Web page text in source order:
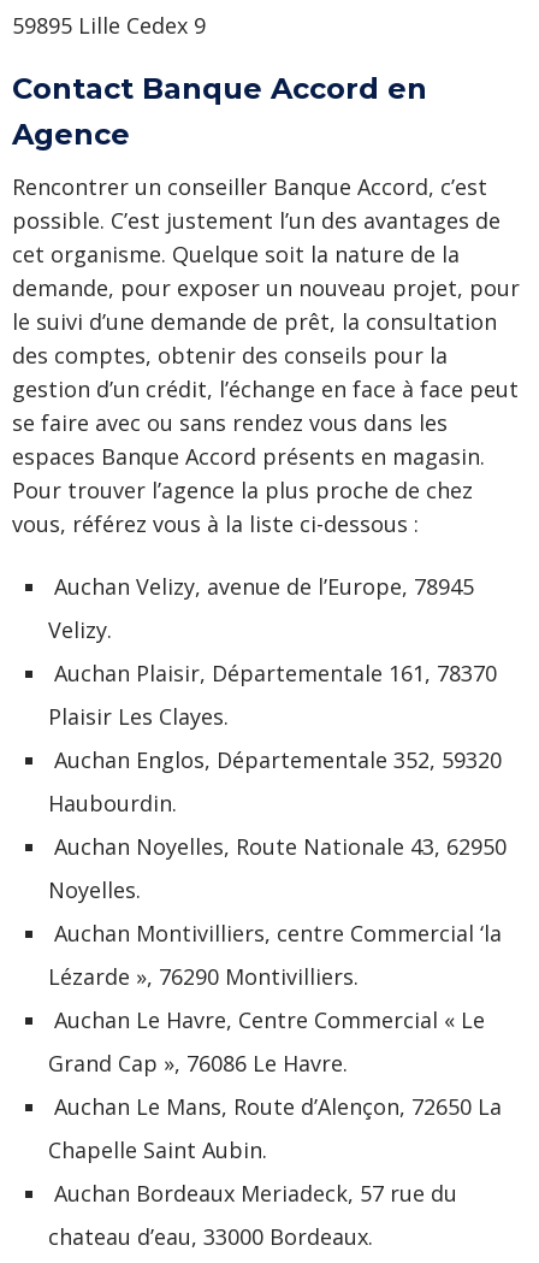
59895 Lille Cedex 9
Contact Banque Accord en
Agence
Rencontrer un conseiller Banque Accord, c’est
possible. C’est justement l’un des avantages de
cet organisme. Quelque soit la nature de la
demande, pour exposer un nouveau projet, pour
le suivi d’une demande de prêt, la consultation
des comptes, obtenir des conseils pour la
gestion d’un crédit, l’échange en face à face peut
se faire avec ou sans rendez vous dans les
espaces Banque Accord présents en magasin.
Pour trouver l’agence la plus proche de chez
vous, référez vous à la liste ci-dessous :
Auchan Velizy, avenue de l’Europe, 78945
Velizy.
Auchan Plaisir, Départementale 161, 78370
Plaisir Les Clayes.
Auchan Englos, Départementale 352, 59320
Haubourdin.
Auchan Noyelles, Route Nationale 43, 62950
Noyelles.
Auchan Montivilliers, centre Commercial ‘la
Lézarde », 76290 Montivilliers.
Auchan Le Havre, Centre Commercial « Le
Grand Cap », 76086 Le Havre.
Auchan Le Mans, Route d’Alençon, 72650 La
Chapelle Saint Aubin.
Auchan Bordeaux Meriadeck, 57 rue du
chateau d’eau, 33000 Bordeaux.